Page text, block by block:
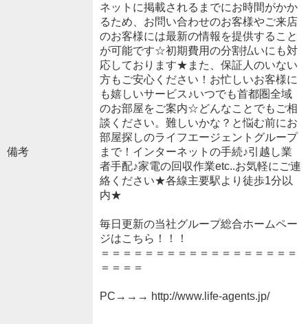
備考
ネットに掲載されるまでにお時間がかか
るため、お問い合わせのお客様やご来店
のお客様には最新の情報を提供すること
が可能です☆初期費用の分割払いにも対
応しております★また、保証人のいない
方もご安心ください！お忙しいお客様に
も嬉しいサービス♪いつでも首都圏全域
のお部屋をご案内☆どんなことでもご相
談ください。難しいかな？と悩む前にお
部屋探しのライフエージェントグループ
まで！インターネットの手続♪引越し業
者手配♪家電の回収作業etc..お気軽にご連
絡ください★各線主要駅より徒歩1分以
内★
毎日更新の当社グループ総合ホームペー
ジはこちら！！！
＝＝＝＝＝＝＝＝＝＝＝＝＝＝＝＝＝＝
＝＝＝＝
PC→→→ http://www.life-agents.jp/